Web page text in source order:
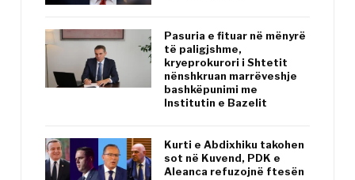
Pasuria e fituar në mënyrë
të paligjshme,
kryeprokurori i Shtetit
nënshkruan marrëveshje
bashkëpunimi me
Institutin e Bazelit
Kurti e Abdixhiku takohen
sot në Kuvend, PDK e
Aleanca refuzojnë ftesën